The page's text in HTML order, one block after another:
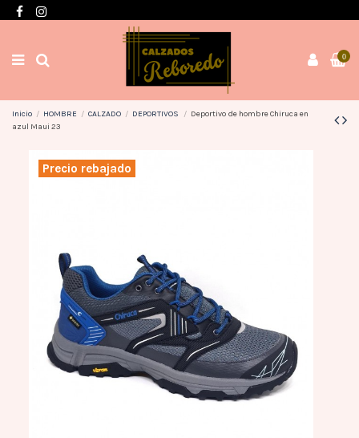
0
Inicio HOMBRE CALZADO DEPORTIVOS
Deportivo de hombre Chiruca en
azul Maui 23
Precio rebajado